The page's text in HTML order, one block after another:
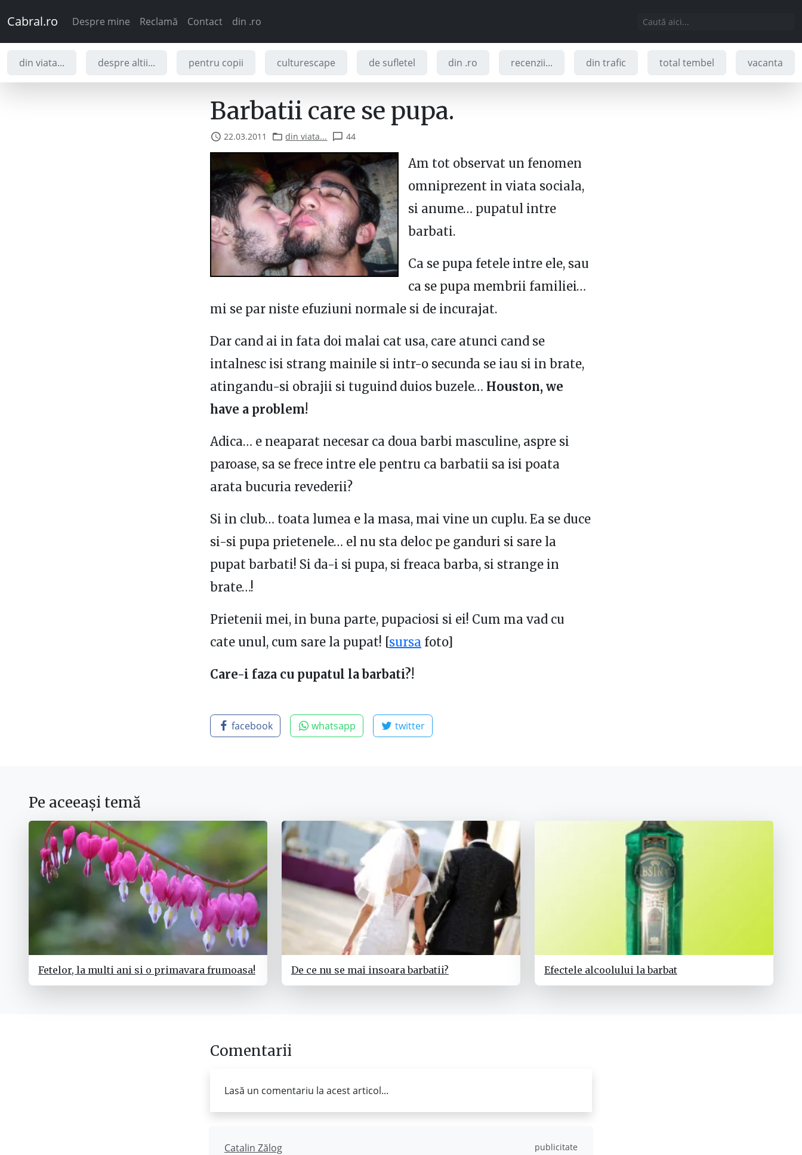
Cabral.ro Despre mine Reclamă Contact din .ro
din viata... despre altii... pentru copii culturescape de sufletel din .ro recenzii... din trafic total tembel vacanta
Barbatii care se pupa.
22.03.2011 din viata... 44
Am tot observat un fenomen
omniprezent in viata sociala,
si anume… pupatul intre
barbati.
Ca se pupa fetele intre ele, sau
ca se pupa membrii familiei…
mi se par niste efuziuni normale si de incurajat.
Dar cand ai in fata doi malai cat usa, care atunci cand se
intalnesc isi strang mainile si intr-o secunda se iau si in brate,
atingandu-si obrajii si tuguind duios buzele… Houston, we
have a problem!
Adica… e neaparat necesar ca doua barbi masculine, aspre si
paroase, sa se frece intre ele pentru ca barbatii sa isi poata
arata bucuria revederii?
Si in club… toata lumea e la masa, mai vine un cuplu. Ea se duce
si-si pupa prietenele… el nu sta deloc pe ganduri si sare la
pupat barbati! Si da-i si pupa, si freaca barba, si strange in
brate…!
Prietenii mei, in buna parte, pupaciosi si ei! Cum ma vad cu
cate unul, cum sare la pupat! [sursa foto]
Care-i faza cu pupatul la barbati?!
facebook whatsapp twitter
Pe aceeași temă
Fetelor, la multi ani si o primavara frumoasa! De ce nu se mai insoara barbatii? Efectele alcoolului la barbat
Comentarii
Lasă un comentariu la acest articol...
Catalin Zălog publicitate